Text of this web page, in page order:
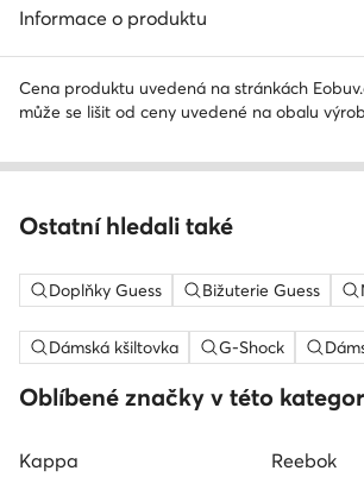
Informace o produktu
Cena produktu uvedená na stránkách
může se lišit od ceny uvedené na obalu
Ostatní hledali také
Doplňky Guess Bižuterie Guess
Dámská kšiltovka G-Shock
Oblíbené značky v této
Kappa Reebok